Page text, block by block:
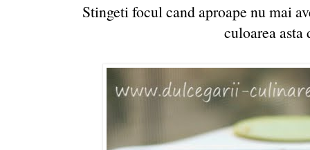
Stingeti focul cand aproape nu mai
culoarea